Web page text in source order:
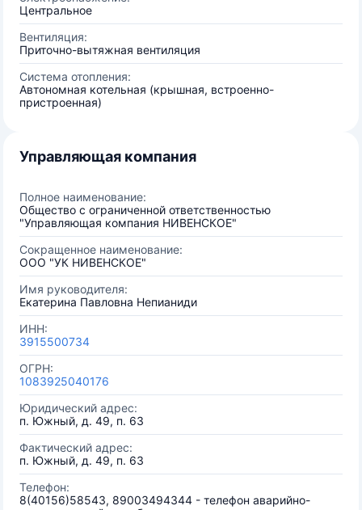
Центральное
Вентиляция:
Приточно-вытяжная вентиляция
Система отопления:
Автономная котельная (крышная, встроенно-
пристроенная)
Управляющая компания
Полное наименование:
Общество с ограниченной ответственностью
"Управляющая компания НИВЕНСКОЕ"
Сокращенное наименование:
ООО "УК НИВЕНСКОЕ"
Имя руководителя:
Екатерина Павловна Непианиди
ИНН:
3915500734
ОГРН:
1083925040176
Юридический адрес:
п. Южный, д. 49, п. 63
Фактический адрес:
п. Южный, д. 49, п. 63
Телефон:
8(40156)58543, 89003494344 - телефон аварийно-